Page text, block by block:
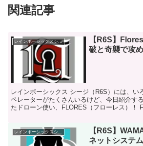
関連記事
レインボーシックスシージ
【R6S】
破と奇襲で攻
レインボーシックス シージ（R6S）には、い
ペレーターがたくさんいるけど、今日紹介す
たドローン使い、FLORES（フローレス）！
レインボーシックスシージ
【R6S】
ネットシステ